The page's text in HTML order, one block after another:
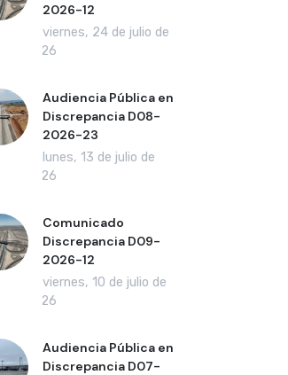
2026-12
viernes, 24 de julio de
2026
Audiencia Pública en
Discrepancia D08-
2026-23
lunes, 13 de julio de
2026
Comunicado
Discrepancia D09-
2026-12
viernes, 10 de julio de
2026
Audiencia Pública en
Discrepancia D07-